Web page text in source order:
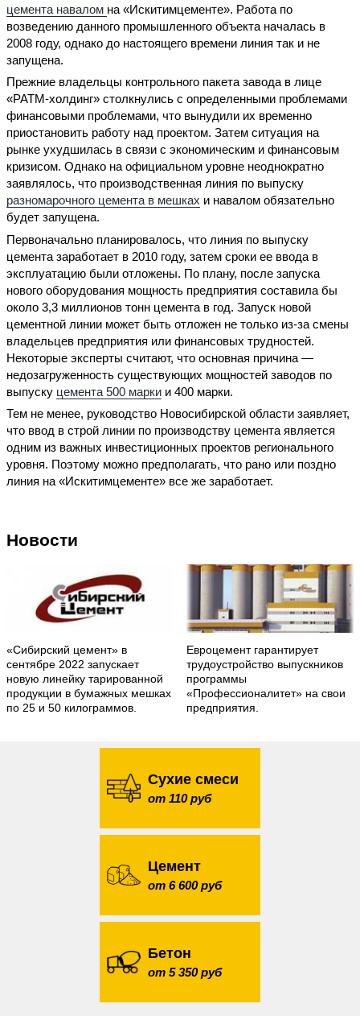
цемента навалом на «Искитимцементе». Работа по
возведению данного промышленного объекта началась в
2008 году, однако до настоящего времени линия так и не
запущена.
Прежние владельцы контрольного пакета завода в лице
«РАТМ-холдинг» столкнулись с определенными проблемами
финансовыми проблемами, что вынудили их временно
приостановить работу над проектом. Затем ситуация на
рынке ухудшилась в связи с экономическим и финансовым
кризисом. Однако на официальном уровне неоднократно
заявлялось, что производственная линия по выпуску
разномарочного цемента в мешках и навалом обязательно
будет запущена.
Первоначально планировалось, что линия по выпуску
цемента заработает в 2010 году, затем сроки ее ввода в
эксплуатацию были отложены. По плану, после запуска
нового оборудования мощность предприятия составила бы
около 3,3 миллионов тонн цемента в год. Запуск новой
цементной линии может быть отложен не только из-за смены
владельцев предприятия или финансовых трудностей.
Некоторые эксперты считают, что основная причина —
недозагруженность существующих мощностей заводов по
выпуску цемента 500 марки и 400 марки.
Тем не менее, руководство Новосибирской области заявляет,
что ввод в строй линии по производству цемента является
одним из важных инвестиционных проектов регионального
уровня. Поэтому можно предполагать, что рано или поздно
линия на «Искитимцементе» все же заработает.
Новости
«Сибирский цемент» в
сентябре 2022 запускает
новую линейку тарированной
продукции в бумажных мешках
по 25 и 50 килограммов.
Евроцемент гарантирует
трудоустройство выпускников
программы
«Профессионалитет» на свои
предприятия.
Сухие смеси
от 110 руб
Цемент
от 6 600 руб
Бетон
от 5 350 руб